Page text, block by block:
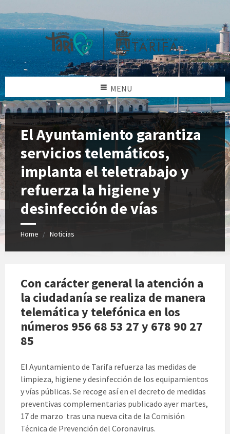
MENU
El Ayuntamiento garantiza
servicios telemáticos,
implanta el teletrabajo y
refuerza la higiene y
desinfección de vías
Home Noticias
Con carácter general la atención a
la ciudadanía se realiza de manera
telemática y telefónica en los
números 956 68 53 27 y 678 90 27
85
El Ayuntamiento de Tarifa refuerza las medidas de
limpieza, higiene y desinfección de los equipamientos
y vías públicas. Se recoge así en el decreto de medidas
preventivas complementarias publicado ayer martes,
17 de marzo tras una nueva cita de la Comisión
Técnica de Prevención del Coronavirus.